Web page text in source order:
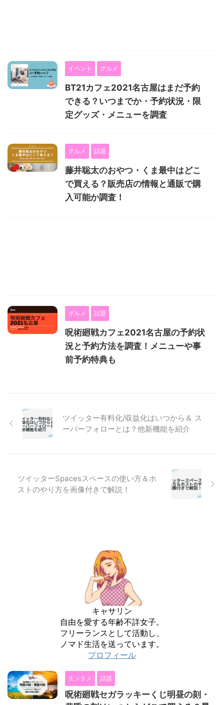
イベント グルメ
BT21カフェ2021名古屋はまだ予約
できる？いつまでか・予約状況・限
定グッズ・メニューを調査
グルメ 話題
藤井聡太のおやつ・くま最中はどこ
で買える？販売店の情報と通販で購
入可能か調査！
グルメ 話題
呪術廻戦カフェ2021名古屋の予約状
況と予約方法を調査！メニューや事
前予約特典も
ツイッター有料化/収益化はいつから＆ ス
ーパーフォローとは？他新機能を紹介
ツイッターSpacesスペースの使い方＆ホ
ストのやり方を画像付きで解説！
キャサリン
自由を愛する年齢不詳女子。
フリーランスとして活動し、
ノマド生活を送っています。
プロフィール
エンタメ 話題
呪術廻戦セガラッキーくじ明昼の刻・